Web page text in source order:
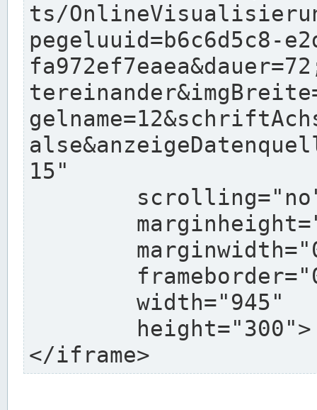
ts/
pegeluuid=b6c6d5c8-
15"
</iframe>